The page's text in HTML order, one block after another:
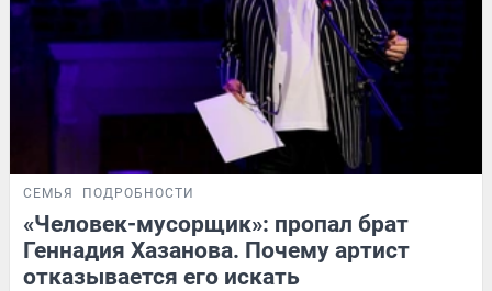
СЕМЬЯ ПОДРОБНОСТИ
«Человек-мусорщик»: пропал брат
Геннадия Хазанова. Почему артист
отказывается его искать